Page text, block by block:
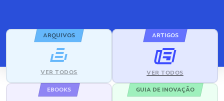
ARQUIVOS
VER TODOS
ARTIGOS
VER TODOS
EBOOKS GUIA DE INOVAÇÃO